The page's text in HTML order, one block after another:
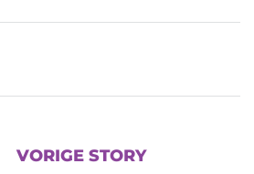
VORIGE STORY